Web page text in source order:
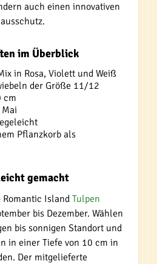
auch einen innovativen
im Überblick
in Rosa, Violett und Weiß
der Größe 11/12
cm
Pflanzkorb als
gemacht
Island Tulpen
bis Dezember. Wählen
bis sonnigen Standort und
in einer Tiefe von 10 cm in
Der mitgelieferte